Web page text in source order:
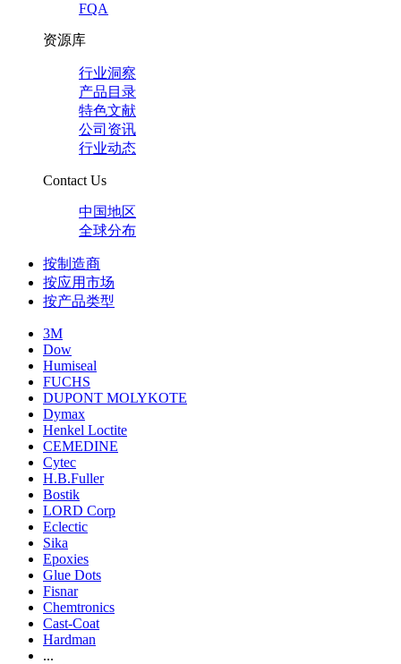
FQA
资源库
行业洞察
产品目录
特色文献
公司资讯
行业动态
Contact Us
中国地区
全球分布
按制造商
按应用市场
按产品类型
3M
Dow
Humiseal
FUCHS
DUPONT MOLYKOTE
Dymax
Henkel Loctite
CEMEDINE
Cytec
H.B.Fuller
Bostik
LORD Corp
Eclectic
Sika
Epoxies
Glue Dots
Fisnar
Chemtronics
Cast-Coat
Hardman
...